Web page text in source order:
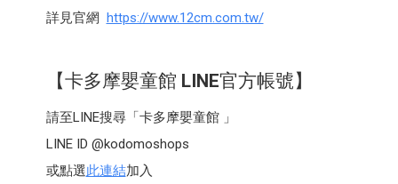
詳見官網 https://www.12cm.com.tw/
【卡多摩嬰童館 LINE官方帳號】
請至LINE搜尋「卡多摩嬰童館 」
LINE ID @kodomoshops
或點選此連結加入